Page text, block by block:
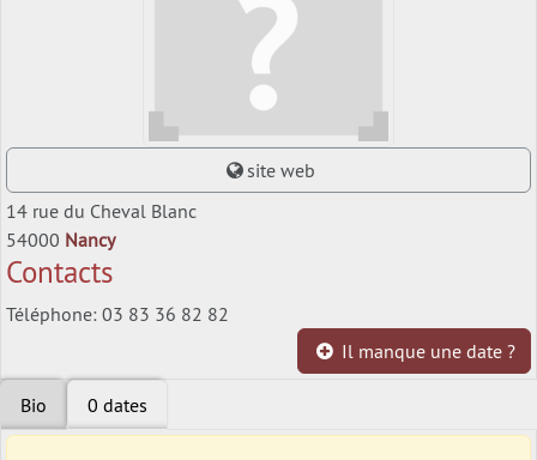
site web
14 rue du Cheval Blanc
54000 Nancy
Contacts
Téléphone: 03 83 36 82 82
Il manque une date ?
Bio 0 dates